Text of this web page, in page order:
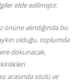
elde edilmiştir.
alındığında bu
olduğu, toplumda
dokunacak,
arasında sözlü ve